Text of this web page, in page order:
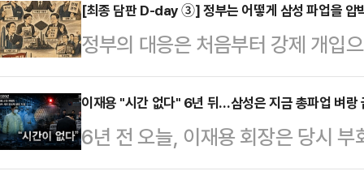
급 고정 배분 요구를 전면화하며
위) 사후조정 국면에서는 40조원
했고, 정부가 긴급조정권을 거론하
으면서도 막판 교섭 테이블에는 복
위 고조 → 타협 거부 → 외부 연대
시 및 교섭 주도…
[최종 담판 D-day ③] 정부는 어떻게 삼성 파업을 압
정부의 대응은 처음부터 강제 개입
쟁력과 국민경제 피해를 우려하는
이후에는 산업부가 긴급조정 필요
자로 움직이는 강온 병행 전략을 택
서 5월 18일 교섭을 "사실상 마지
이재용 "시간 없다" 6년 뒤…삼성은 지금 총파업 벼랑
6년 전 오늘, 이재용 회장은 당시
서 "시간이 없다"고 했다. 6년 뒤 같